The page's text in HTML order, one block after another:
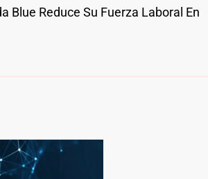
Blue Reduce Su Fuerza Laboral En